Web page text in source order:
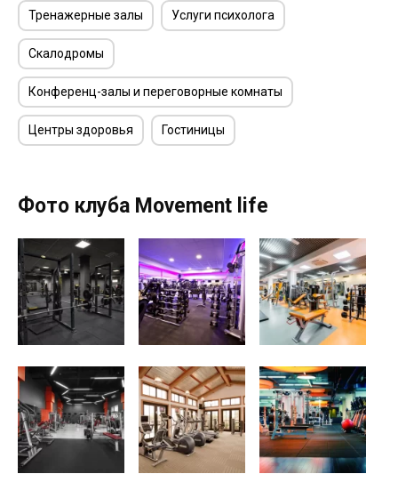
Тренажерные залы Услуги психолога
Скалодромы
Конференц-залы и переговорные комнаты
Центры здоровья Гостиницы
Фото клуба Movement life